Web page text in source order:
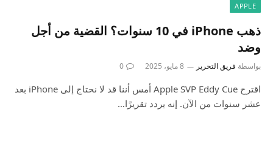
APPLE
ذهب iPhone في 10 سنوات؟ القضية من أجل
وضد
بواسطة فريق التحرير 8 مايو، 2025 0
اقترح Apple SVP Eddy Cue أمس أننا قد لا نحتاج إلى iPhone بعد
عشر سنوات من الآن. إنه يردد تقريرًا…